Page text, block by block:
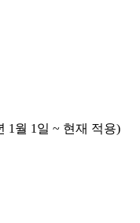
1월 1일 ~ 현재 적용)